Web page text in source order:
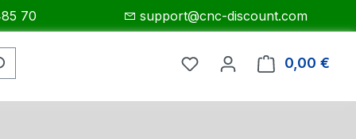
70 support@cnc-discount.com
0,00 €